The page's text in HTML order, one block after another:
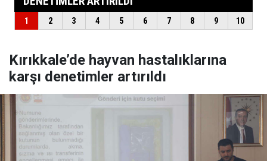
Kırıkkale’de hayvan hastalıklarına
karşı denetimler artırıldı